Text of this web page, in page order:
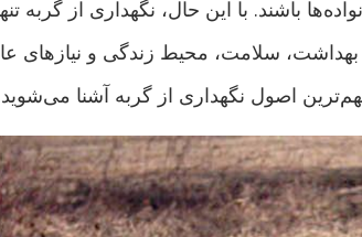
باشند. با این حال، نگهداری از گربه
بهداشت، سلامت، محیط زندگی و نیازهای
اصول نگهداری از گربه آشنا